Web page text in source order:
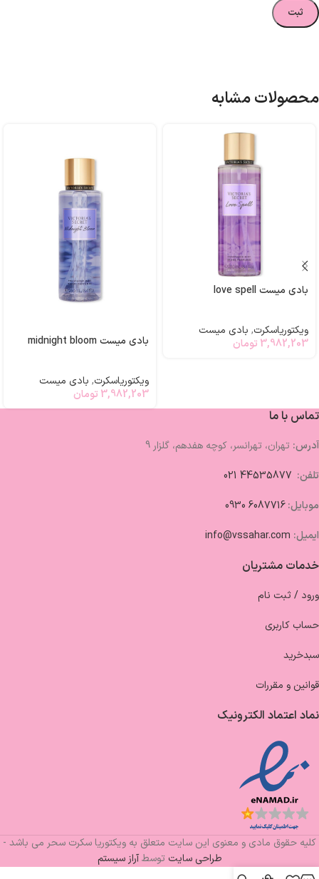
محصولات مشابه
بادی میست love spell
ویکتوریاسکرت, بادی میست
3,982,203 تومان بادی میست midnight bloom
ویکتوریاسکرت, بادی میست
3,982,203 تومان
تماس با ما
آدرس: تهران، تهرانسر، کوچه هفدهم، گلزار 9
تلفن:
موبایل:6087716 0930
ایمیل: info@vssahar.com
خدمات مشتریان
ورود / ثبت نام
حساب کاربری
سبدخرید
قوانین و مقررات
نماد اعتماد الکترونیک
کلیه حقوق مادی و معنوی این سایت متعلق به ویکتوریا سکرت سحر می باشد -
طراحی سایت توسطآراز سیستم